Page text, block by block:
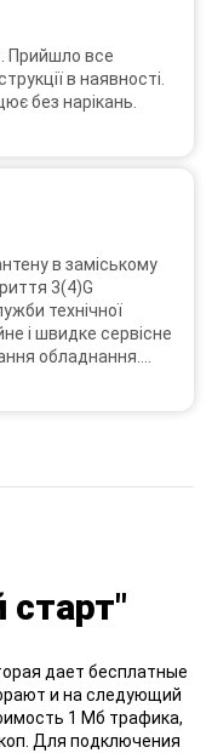
Прийшло все
в наявності.
без нарікань.
в заміському
3(4)G
технічної
обладнання.
про прийняте
3G star
старт"
дает бесплатные
и на следующий
1 Мб трафика,
Для подключения